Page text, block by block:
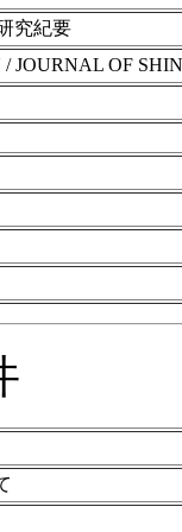
究紀要
JOURNAL OF